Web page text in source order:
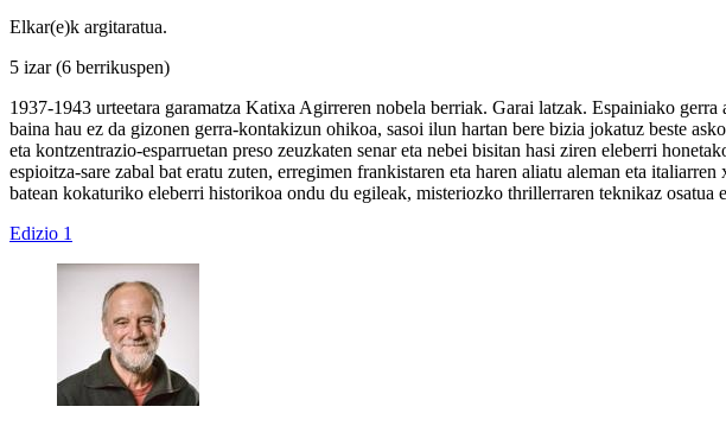
Elkar(e)k argitaratua.
5 izar(6 berrikuspen)
1937-1943 urteetara garamatza Katixa Agirreren nobela berriak. Garai latzak. Espainiako
baina hau ez da gizonen gerra-kontakizun ohikoa, sasoi ilun hartan bere bizia jokatuz beste
eta kontzentrazio-esparruetan preso zeuzkaten senar eta nebei bisitan hasi ziren eleberri
espioitza-sare zabal bat eratu zuten, erregimen frankistaren eta haren aliatu aleman eta
batean kokaturiko eleberri historikoa ondu du egileak, misteriozko thrillerraren teknikaz
Edizio 1